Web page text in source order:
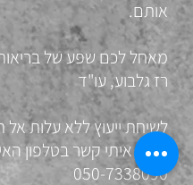
אותם.
מאחל לכם שפע של
רז גלבוע, עו"ד
לשיחת ייעוץ ללא עלות אל
ליצור איתי קשר בטלפון
050-7338090